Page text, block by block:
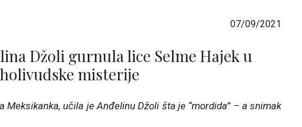
07/09/2021
Džoli gurnula lice Selme Hajek u
misterije
Meksikanka, učila je Anđelinu Džoli šta je “mordida” – a snimak